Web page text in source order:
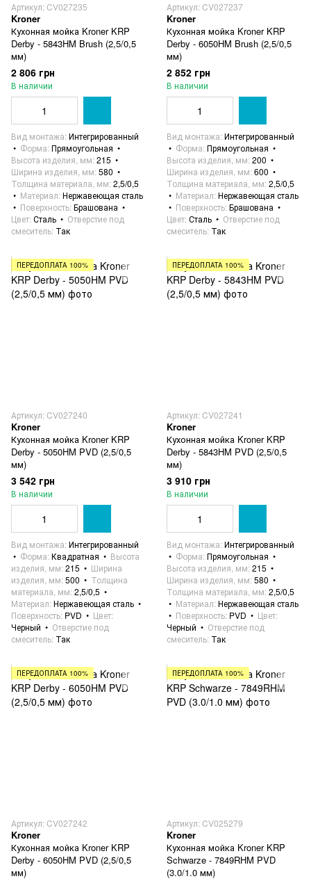
Артикул: CV027235
Kroner
Кухонная мойка Kroner KRP
Derby - 5843HM Brush (2,5/0,5
мм)
2 806 грн
В наличии
Вид монтажа Интегрированный
Форма Прямоугольная
Высота изделия, мм 215
Ширина изделия, мм 580
Толщина материала, мм 2,5/0,5
Материал Нержавеющая сталь
Поверхность Брашована
Цвет Сталь
Отверстие под
смеситель Так
Артикул: CV027237
Kroner
Кухонная мойка Kroner KRP
Derby - 6050HM Brush (2,5/0,5
мм)
2 852 грн
В наличии
Вид монтажа Интегрированный
Форма Прямоугольная
Высота изделия, мм 200
Ширина изделия, мм 600
Толщина материала, мм 2,5/0,5
Материал Нержавеющая сталь
Поверхность Брашована
Цвет Сталь
Отверстие под
смеситель Так
ПЕРЕДОПЛАТА 100%
Артикул: CV027240
Kroner
Кухонная мойка Kroner KRP
Derby - 5050HM PVD (2,5/0,5
мм)
3 542 грн
В наличии
Вид монтажа Интегрированный
Форма Квадратная
Высота
изделия, мм 215
Ширина
изделия, мм 500
Толщина
материала, мм 2,5/0,5
Материал Нержавеющая сталь
Поверхность PVD
Цвет
Черный
Отверстие под
смеситель Так
ПЕРЕДОПЛАТА 100%
Артикул: CV027241
Kroner
Кухонная мойка Kroner KRP
Derby - 5843HM PVD (2,5/0,5
мм)
3 910 грн
В наличии
Вид монтажа Интегрированный
Форма Прямоугольная
Высота изделия, мм 215
Ширина изделия, мм 580
Толщина материала, мм 2,5/0,5
Материал Нержавеющая сталь
Поверхность PVD
Цвет
Черный
Отверстие под
смеситель Так
ПЕРЕДОПЛАТА 100%
Артикул: CV027242
Kroner
Кухонная мойка Kroner KRP
Derby - 6050HM PVD (2,5/0,5
мм)
ПЕРЕДОПЛАТА 100%
Артикул: CV025279
Kroner
Кухонная мойка Kroner KRP
Schwarze - 7849RHM PVD
(3.0/1.0 мм)